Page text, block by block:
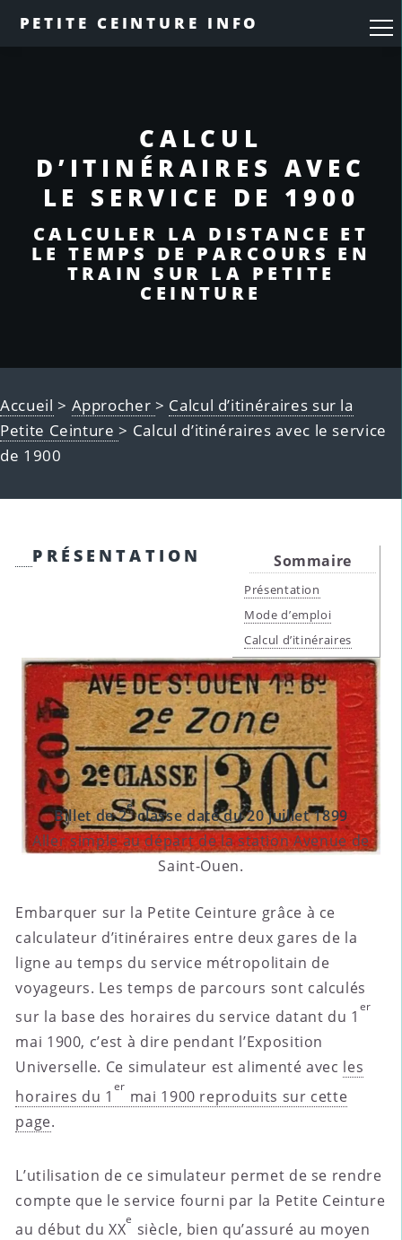
PETITE CEINTURE INFO
CALCUL
D’ITINÉRAIRES AVEC
LE SERVICE DE 1900
CALCULER LA DISTANCE ET
LE TEMPS DE PARCOURS EN
TRAIN SUR LA PETITE
CEINTURE
Accueil > Approcher > Calcul d’itinéraires sur la
Petite Ceinture> Calcul d’itinéraires avec le service
de 1900
Sommaire
Présentation
Mode d’emploi
Calcul d’itinéraires
PRÉSENTATION
Billet de 2
e
classe daté du 20 juillet 1899
Aller simple au départ de la station Avenue de
Saint-Ouen.
Embarquer sur la Petite Ceinture grâce à ce
calculateur d’itinéraires entre deux gares de la
ligne au temps du service métropolitain de
voyageurs. Les temps de parcours sont calculés
sur la base des horaires du service datant du 1
er
mai 1900, c’est à dire pendant l’Exposition
Universelle. Ce simulateur est alimenté avec les
horaires du 1
er
mai 1900 reproduits sur cette
page.
L’utilisation de ce simulateur permet de se rendre
compte que le service fourni par la Petite Ceinture
au début du XX
e
siècle, bien qu’assuré au moyen